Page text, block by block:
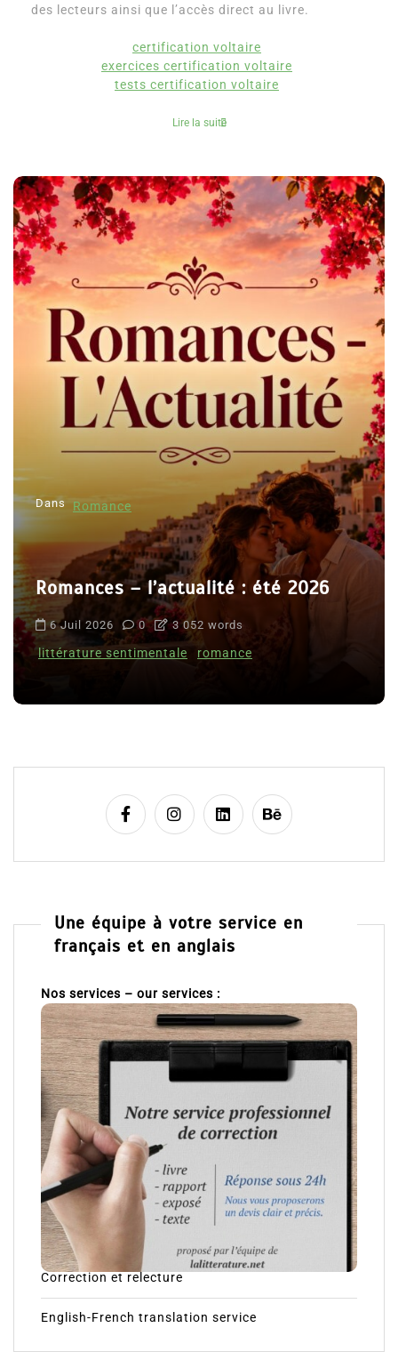
des lecteurs ainsi que l’accès direct au livre.
certification voltaire
exercices certification voltaire
tests certification voltaire
Lire la suite
Dans Romance
Romances – l’actualité : été 2026
6 Juil 2026 0 3 052 words
littérature sentimentale romance
Une équipe à votre service en
français et en anglais
Nos services – our services :
Correction et relecture
English-French translation service